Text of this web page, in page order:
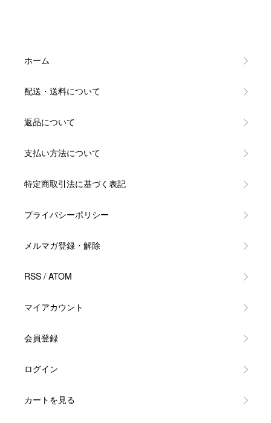
ホーム
配送・送料について
返品について
支払い方法について
特定商取引法に基づく表記
プライバシーポリシー
メルマガ登録・解除
RSS / ATOM
マイアカウント
会員登録
ログイン
カートを見る